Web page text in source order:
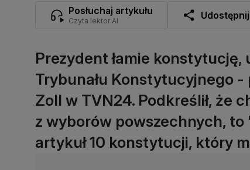
Posłuchaj artykułu
Czyta lektor AI Udostępnij
Prezydent łamie konstytucję,
Trybunału Konstytucyjnego -
Zoll w TVN24. Podkreślił, że
z wyborów powszechnych, to
artykuł 10 konstytucji, który